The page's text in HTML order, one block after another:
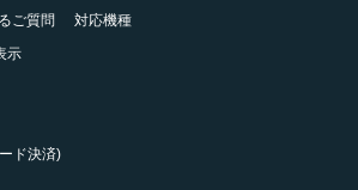
ご質問
対応機種
示
ド決済)